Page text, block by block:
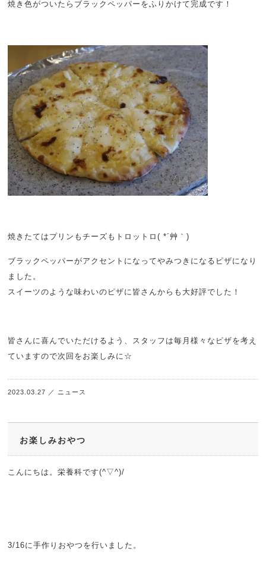
焼き色がついたらブラックペッパーをふりかけて完成です！
焼きたてはプリンもチーズもトロットロ( *´艸｀)
ブラックペッパーがアクセントになってやみつきになるピザになり
ました。
スイーツのような味わいのピザに皆さんからも大好評でした！
皆さんに喜んでいただけるよう、スタッフは毎月様々なピザを考え
ていますので次回をお楽しみに☆
2023.03.27 ／ ニュース
お楽しみおやつ
こんにちは。栄養科です(^▽^)/
3/16に手作りおやつを行いました。